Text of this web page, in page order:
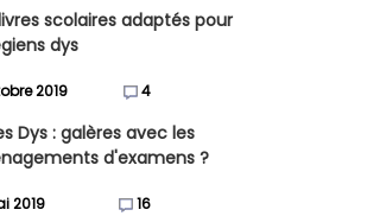
scolaires adaptés pour
dys
2019 4
Dys : galères avec les
d'examens ?
2019 16